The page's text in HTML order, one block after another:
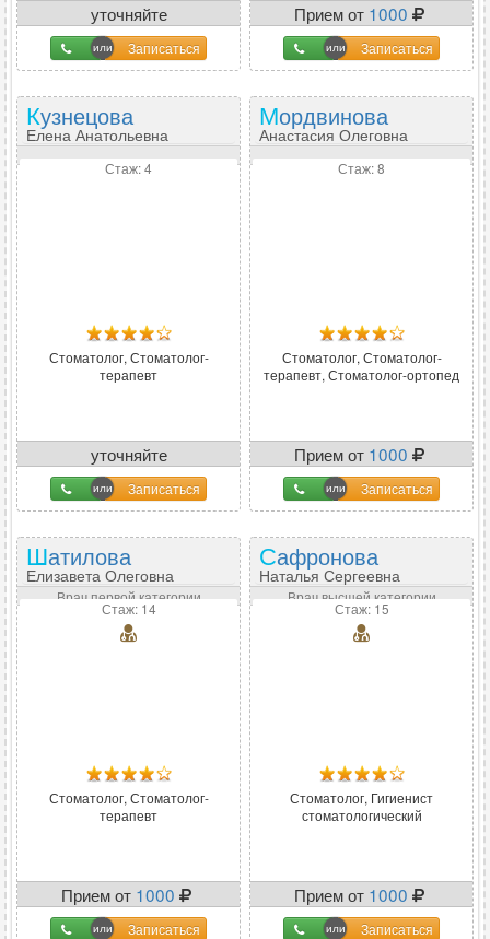
уточняйте
Записаться
Прием от 1000
Записаться
Кузнецова
Елена Анатольевна
Стаж: 4
Стоматолог, Стоматолог-
терапевт
уточняйте
Записаться
Мордвинова
Анастасия Олеговна
Стаж: 8
Стоматолог, Стоматолог-
терапевт, Стоматолог-ортопед
Прием от 1000
Записаться
Шатилова
Елизавета Олеговна
Врач первой категории
Стаж: 14
Стоматолог, Стоматолог-
терапевт
Прием от 1000
Записаться
Сафронова
Наталья Сергеевна
Врач высшей категории
Стаж: 15
Стоматолог, Гигиенист
стоматологический
Прием от 1000
Записаться